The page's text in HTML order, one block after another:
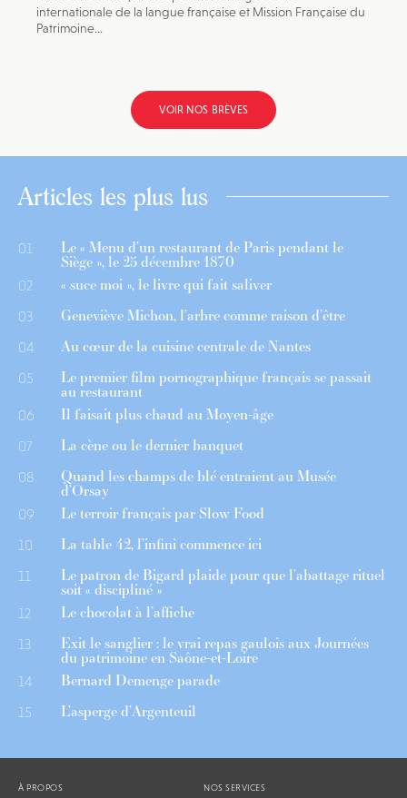
internationale de la langue française et Mission Française du
Patrimoine...
VOIR NOS BRÈVES
Articles les plus lus
01 Le « Menu d’un restaurant de Paris pendant le
Siège », le 25 décembre 1870
02 « suce moi », le livre qui fait saliver
03 Geneviève Michon, l’arbre comme raison d’être
04 Au cœur de la cuisine centrale de Nantes
05 Le premier film pornographique français se passait
au restaurant
06 Il faisait plus chaud au Moyen-âge
07 La cène ou le dernier banquet
08 Quand les champs de blé entraient au Musée
d’Orsay
09 Le terroir français par Slow Food
10 La table 42, l’infini commence ici
11 Le patron de Bigard plaide pour que l’abattage rituel
soit « discipliné »
12 Le chocolat à l’affiche
13 Exit le sanglier : le vrai repas gaulois aux Journées
du patrimoine en Saône-et-Loire
14 Bernard Demenge parade
15 L’asperge d’Argenteuil
À PROPOS NOS SERVICES